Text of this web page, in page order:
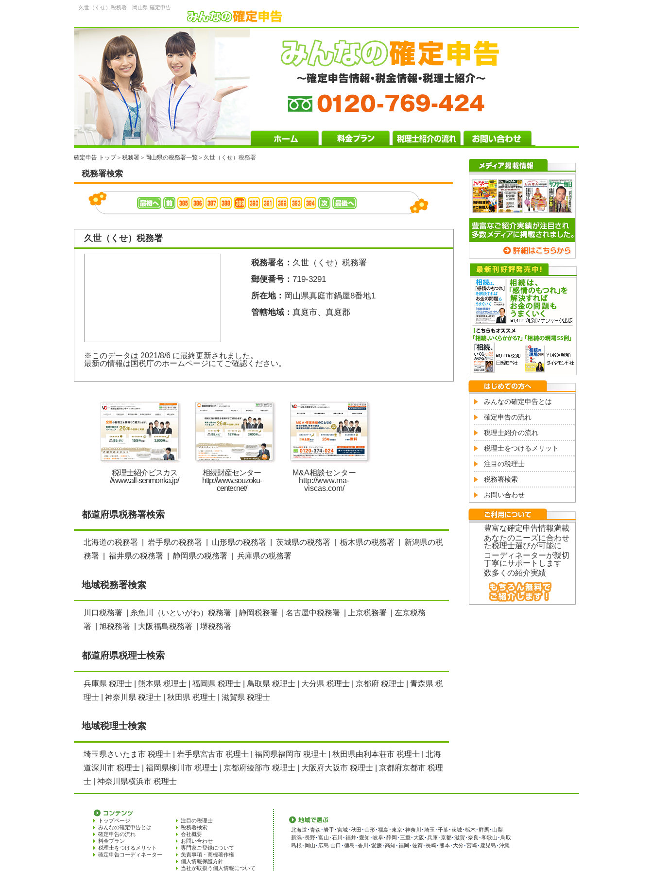
久世（くせ）税務署 岡山県 確定申告
確定申告 トップ＞ 税務署 ＞ 岡山県の税務署一覧 ＞久世（くせ）税務署
税務署検索
久世（くせ）税務署
税務署名： 久世（くせ）税務署
郵便番号： 719-3291
所在地： 岡山県真庭市鍋屋8番地1
管轄地域： 真庭市、真庭郡
※このデータは 2021/8/6 に最終更新されました。
最新の情報は国税庁のホームページにてご確認ください。
税理士紹介ビスカス
//www.all-senmonka.jp/
相続財産センター
http://www.souzoku-
center.net/
M&A相談センター
http://www.ma-
viscas.com/
都道府県税務署検索
北海道の税務署 岩手県の税務署 山形県の税務署 茨城県の税務署 栃木県の税務署
新潟県の税
務署
福井県の税務署 静岡県の税務署 兵庫県の税務署
地域税務署検索
川口税務署 糸魚川（いといがわ）税務署 静岡税務署 名古屋中税務署 上京税務署
左京税務
署
旭税務署 大阪福島税務署 堺税務署
都道府県税理士検索
兵庫県 税理士 熊本県 税理士 福岡県 税理士 鳥取県 税理士 大分県 税理士 京都府 税理士
青森県 税
理士
神奈川県 税理士 秋田県 税理士 滋賀県 税理士
地域税理士検索
埼玉県さいたま市 税理士 岩手県宮古市 税理士 福岡県福岡市 税理士 秋田県由利本荘市 税理士
北海
道深川市 税理士
福岡県柳川市 税理士 京都府綾部市 税理士 大阪府大阪市 税理士
京都府京都市 税理
士
神奈川県横浜市 税理士
みんなの確定申告とは
確定申告の流れ
税理士紹介の流れ
税理士をつけるメリット
注目の税理士
税務署検索
お問い合わせ
豊富な確定申告情報満載
あなたのニーズに合わせ
た税理士選びが可能に
コーディネーターが親切
丁寧にサポートします
数多くの紹介実績
トップページ
みんなの確定申告とは
確定申告の流れ
料金プラン
税理士をつけるメリット
確定申告コーディネーター
注目の税理士
税務署検索
会社概要
お問い合わせ
専門家ご登録について
免責事項・商標著作権
個人情報保護方針
当社が取扱う個人情報について
北海道 ･青森･岩手･宮城･秋田 ･ 山形･福島 ･東京･神奈川 ･埼玉 ･千葉･茨城･栃木 ･群馬･ 山梨
新潟･長野･富山 ･石川 ･福井･愛知 ･岐阜･静岡 ･ 三重･大阪 ･兵庫･京都･滋賀･奈良 ･和歌山 ･ 鳥取
島根 ･ 岡山 ･ 広島 山口 ･徳島 ･香川 ･愛媛･高知 ･福岡 ･佐賀･長崎･熊本･大分･宮崎･ 鹿児島 ･沖縄